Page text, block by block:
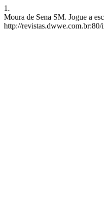
1.
Moura de Sena SM. Jogue a
http://